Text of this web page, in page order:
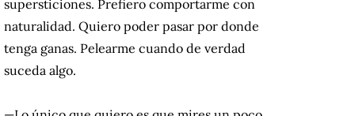
supersticiones. Prefiero comportarme con
naturalidad. Quiero poder pasar por donde
tenga ganas. Pelearme cuando de verdad
suceda algo.